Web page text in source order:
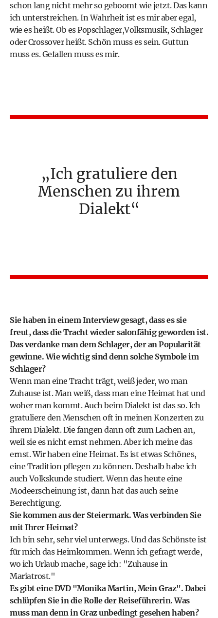
schon lang nicht mehr so geboomt wie jetzt. Das kann
ich unterstreichen. In Wahrheit ist es mir aber egal,
wie es heißt. Ob es Popschlager,Volksmusik, Schlager
oder Crossover heißt. Schön muss es sein. Guttun
muss es. Gefallen muss es mir.
Ich gratuliere den
Menschen zu ihrem
Dialekt
Sie haben in einem Interview gesagt, dass es sie
freut, dass die Tracht wieder salonfähig geworden ist.
Das verdanke man dem Schlager, der an Popularität
gewinne. Wie wichtig sind denn solche Symbole im
Schlager?
Wenn man eine Tracht trägt, weiß jeder, wo man
Zuhause ist. Man weiß, dass man eine Heimat hat und
woher man kommt. Auch beim Dialekt ist das so. Ich
gratuliere den Menschen oft in meinen Konzerten zu
ihrem Dialekt. Die fangen dann oft zum Lachen an,
weil sie es nicht ernst nehmen. Aber ich meine das
ernst. Wir haben eine Heimat. Es ist etwas Schönes,
eine Tradition pflegen zu können. Deshalb habe ich
auch Volkskunde studiert. Wenn das heute eine
Modeerscheinung ist, dann hat das auch seine
Berechtigung.
Sie kommen aus der Steiermark. Was verbinden Sie
mit Ihrer Heimat?
Ich bin sehr, sehr viel unterwegs. Und das Schönste ist
für mich das Heimkommen. Wenn ich gefragt werde,
wo ich Urlaub mache, sage ich: "Zuhause in
Mariatrost."
Es gibt eine DVD "Monika Martin, Mein Graz". Dabei
schlüpfen Sie in die Rolle der Reiseführerin. Was
muss man denn in Graz unbedingt gesehen haben?